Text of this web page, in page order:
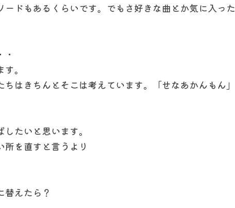
ドもあるくらいです。でもさ好きな曲とか気に入った
。
はきちんとそこは考えています。「せなあかんもん」
たいと思います。
を直すと言うより
替えたら？